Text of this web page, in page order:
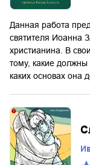
Данная работа
святителя Иоанна
христианина. В
тому, какие
каких основах она